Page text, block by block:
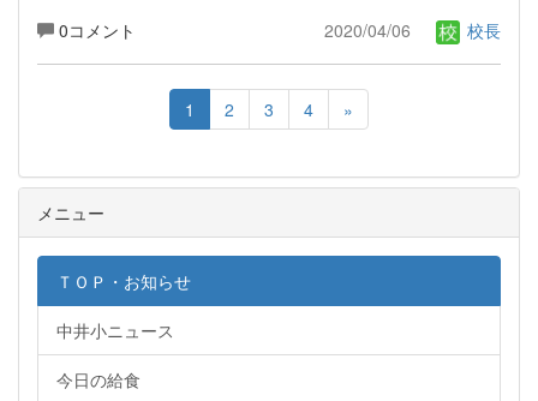
0コメント
2020/04/06 校長
1 2 3 4 »
メニュー
ＴＯＰ・お知らせ
中井小ニュース
今日の給食